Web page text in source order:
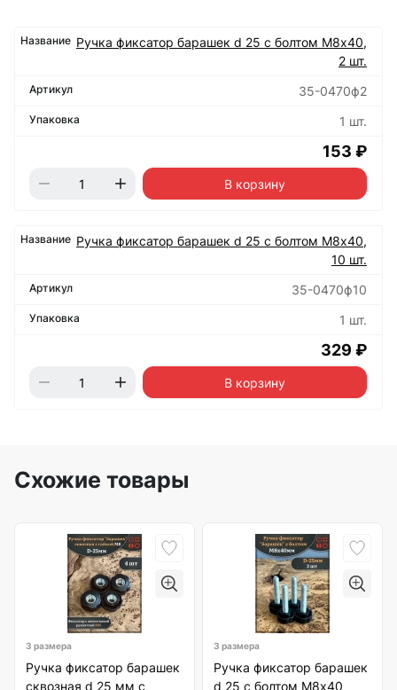
Ручка фиксатор барашек d 25 с болтом М8х40,
2 шт.
35-0470ф2
1 шт.
153 ₽
В корзину
Ручка фиксатор барашек d 25 с болтом М8х40,
10 шт.
35-0470ф10
1 шт.
329 ₽
В корзину
Схожие товары
3 размера
Ручка фиксатор барашек
сквозная d 25 мм с
3 размера
Ручка фиксатор барашек
d 25 с болтом М8х40